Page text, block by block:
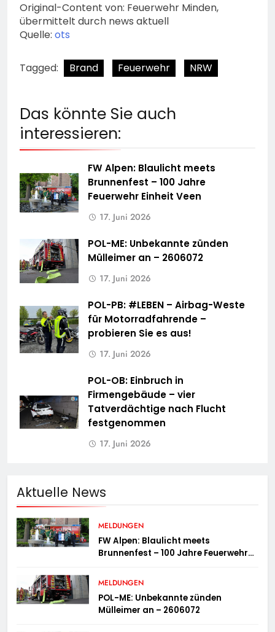
Original-Content von: Feuerwehr Minden,
übermittelt durch news aktuell
Quelle: ots
Tagged: Brand Feuerwehr NRW
Das könnte Sie auch
interessieren:
FW Alpen: Blaulicht meets
Brunnenfest – 100 Jahre
Feuerwehr Einheit Veen
17. Juni 2026
POL-ME: Unbekannte zünden
Mülleimer an – 2606072
17. Juni 2026
POL-PB: #LEBEN – Airbag-Weste
für Motorradfahrende –
probieren Sie es aus!
17. Juni 2026
POL-OB: Einbruch in
Firmengebäude – vier
Tatverdächtige nach Flucht
festgenommen
17. Juni 2026
Aktuelle News
MELDUNGEN
FW Alpen: Blaulicht meets
Brunnenfest – 100 Jahre Feuerwehr
MELDUNGEN
POL-ME: Unbekannte zünden
Mülleimer an – 2606072